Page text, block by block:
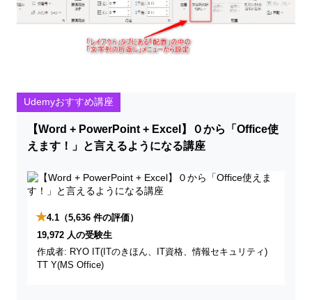
Udemyおすすめ講座
【Word + PowerPoint + Excel】０から「Office使
えます！」と言えるようになる講座
★4.1 （5,636 件の評価）
19,972 人の受験生
作成者: RYO IT(ITのきほん、IT資格、情報セキュリティ)
TT Y(MS Office)